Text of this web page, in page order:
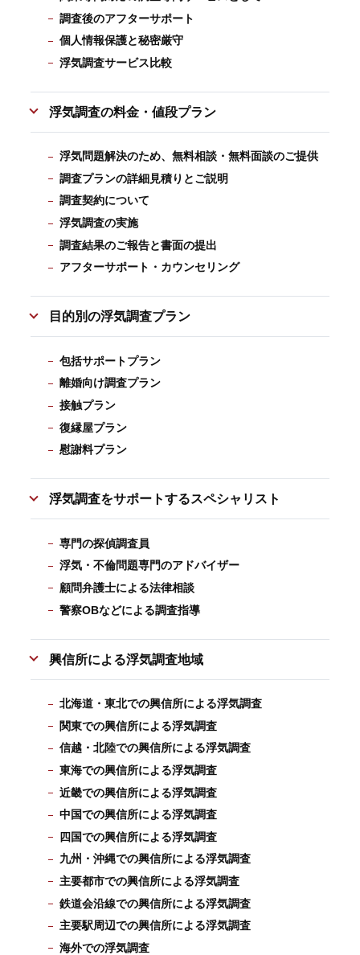
調査後のアフターサポート
個人情報保護と秘密厳守
浮気調査サービス比較
浮気調査の料金・値段プラン
浮気問題解決のため、無料相談・無料面談のご提供
調査プランの詳細見積りとご説明
調査契約について
浮気調査の実施
調査結果のご報告と書面の提出
アフターサポート・カウンセリング
目的別の浮気調査プラン
包括サポートプラン
離婚向け調査プラン
接触プラン
復縁屋プラン
慰謝料プラン
浮気調査をサポートするスペシャリスト
専門の探偵調査員
浮気・不倫問題専門のアドバイザー
顧問弁護士による法律相談
警察OBなどによる調査指導
興信所による浮気調査地域
北海道・東北での興信所による浮気調査
関東での興信所による浮気調査
信越・北陸での興信所による浮気調査
東海での興信所による浮気調査
近畿での興信所による浮気調査
中国での興信所による浮気調査
四国での興信所による浮気調査
九州・沖縄での興信所による浮気調査
主要都市での興信所による浮気調査
鉄道会沿線での興信所による浮気調査
主要駅周辺での興信所による浮気調査
海外での浮気調査